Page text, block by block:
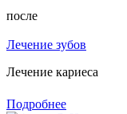
после
Лечение зубов
Лечение кариеса
Подробнее